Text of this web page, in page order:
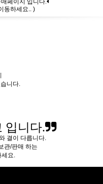
페이지 입니다.
동하세요.. )
니다.
입니다.
결이 다릅니다.
관/판매 하는
세요.